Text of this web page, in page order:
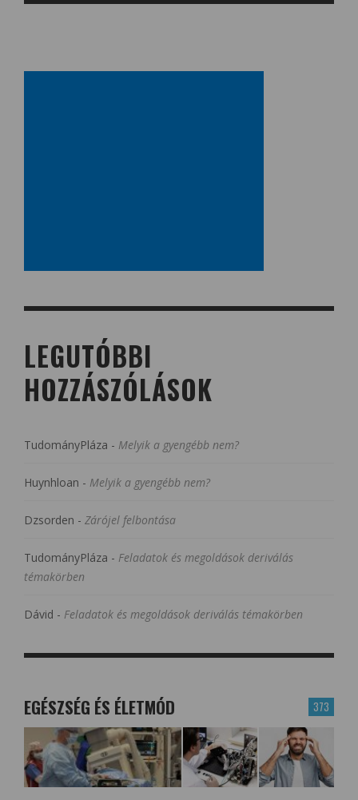
LEGUTÓBBI
HOZZÁSZÓLÁSOK
TudományPláza - Melyik a gyengébb nem?
Huynhloan - Melyik a gyengébb nem?
Dzsorden - Zárójel felbontása
TudományPláza - Feladatok és megoldások deriválás
témakörben
Dávid - Feladatok és megoldások deriválás témakörben
373
EGÉSZSÉG ÉS ÉLETMÓD